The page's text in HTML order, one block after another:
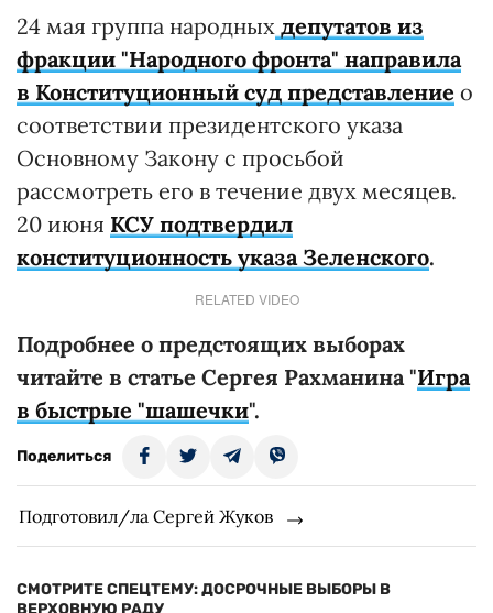
24 мая группа народных депутатов из
фракции "Народного фронта" направила
в Конституционный суд представление о
соответствии президентского указа
Основному Закону с просьбой
рассмотреть его в течение двух месяцев.
20 июня КСУ подтвердил
конституционность указа Зеленского.
RELATED VIDEO
Подробнее о предстоящих выборах
читайте в статье Сергея Рахманина "Игра
в быстрые "шашечки".
Поделиться
Подготовил/ла Сергей Жуков
СМОТРИТЕ СПЕЦТЕМУ: ДОСРОЧНЫЕ ВЫБОРЫ В
ВЕРХОВНУЮ РАДУ